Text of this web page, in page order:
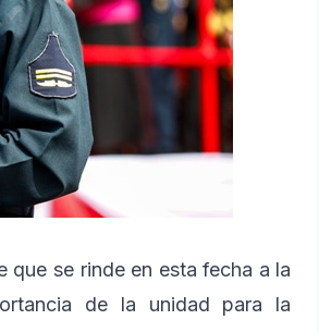
que se rinde en esta fecha a la
de la unidad para la